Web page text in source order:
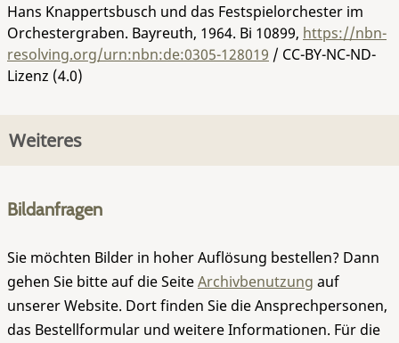
Hans Knappertsbusch und das Festspielorchester im
Orchestergraben. Bayreuth, 1964. Bi 10899, https://nbn-
resolving.org/urn:nbn:de:0305-128019 / CC-BY-NC-ND-
Lizenz (4.0)
Weiteres
Bildanfragen
Sie möchten Bilder in hoher Auflösung bestellen? Dann
gehen Sie bitte auf die SeiteArchivbenutzung auf
unserer Website. Dort finden Sie die Ansprechpersonen,
das Bestellformular und weitere Informationen. Für die